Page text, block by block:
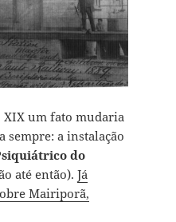
XIX um fato mudaria
sempre: a instalação
do
até então). Já
Mairiporã,